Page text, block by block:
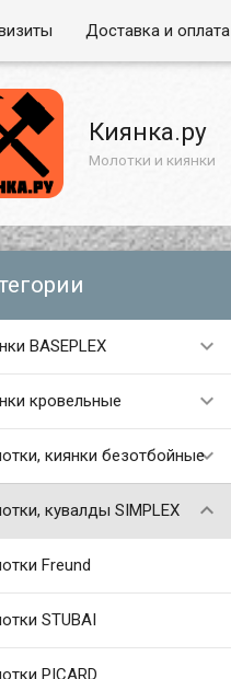
Доставка и оплата
Киянка.ру
Молотки и киянки
BASEPLEX 
кровельные 
киянки безотбойные
кувалды SIMPLEX 
Freund
STUBAI
PICARD